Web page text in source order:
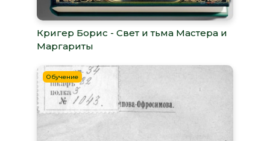
Кригер Борис - Свет и тьма Мастера и
Маргариты
Обучение